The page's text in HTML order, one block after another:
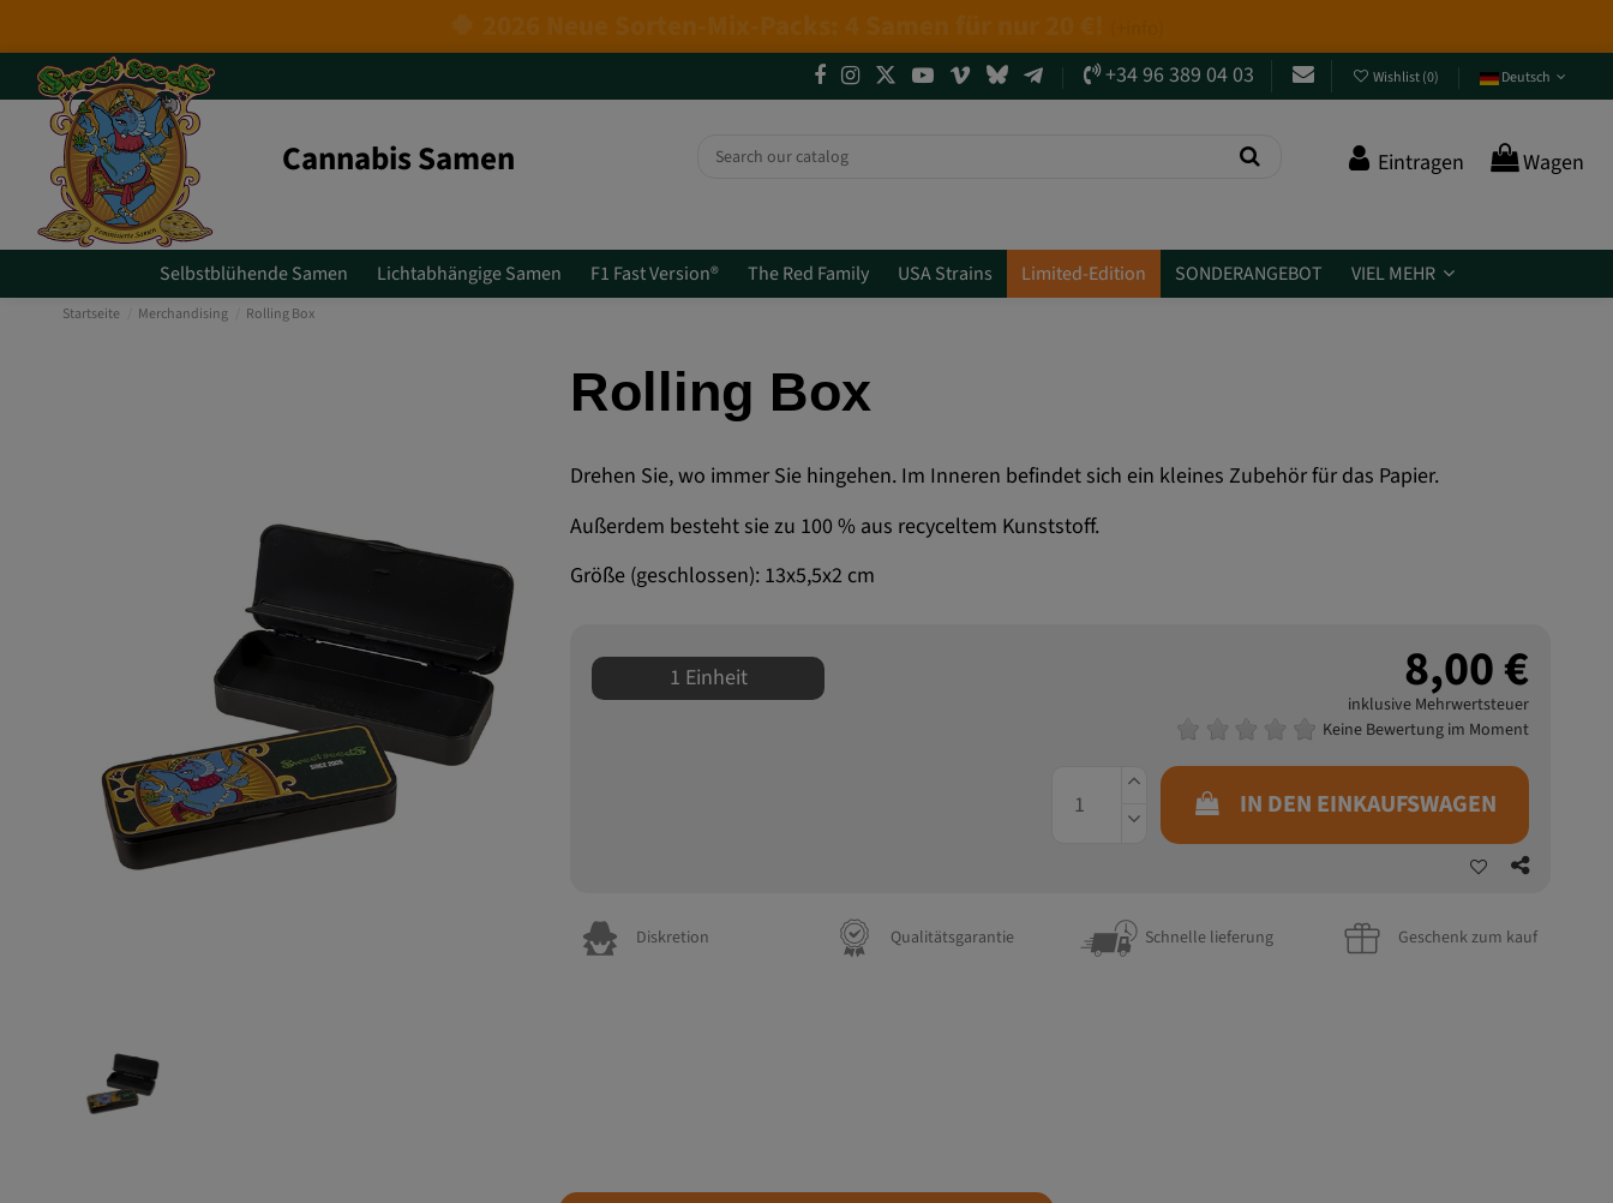
+34 96 389 04 03
Wishlist(0) Deutsch
Cannabis Samen Eintragen Wagen
Selbstblühende Samen Lichtabhängige Samen F1 Fast Version® The Red Family USA Strains Limited-Edition SONDERANGEBOT VIEL MEHR
Startseite Merchandising Rolling Box
Rolling Box
Drehen Sie, wo immer Sie hingehen. Im Inneren befindet sich ein kleines Zubehör für das Papier.
Außerdem besteht sie zu 100 % aus recyceltem Kunststoff.
Größe (geschlossen): 13x5,5x2 cm
1 Einheit 8,00 €
inklusive Mehrwertsteuer
Keine Bewertung im Moment
IN DEN EINKAUFSWAGEN
Diskretion Qualitätsgarantie Schnelle lieferung Geschenk zum kauf